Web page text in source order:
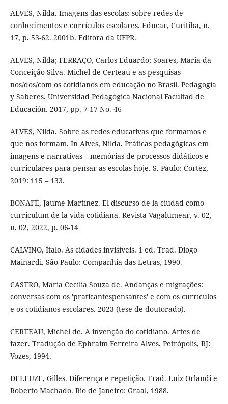
ALVES, Nilda. Imagens das escolas: sobre redes de
conhecimentos e currículos escolares. Educar, Curitiba, n.
17, p. 53-62. 2001b. Editora da UFPR.
ALVES, Nilda; FERRAÇO, Carlos Eduardo; Soares, Maria da
Conceição Silva. Michel de Certeau e as pesquisas
nos/dos/com os cotidianos em educação no Brasil. Pedagogía
y Saberes. Universidad Pedagógica Nacional Facultad de
Educación. 2017, pp. 7-17 No. 46
ALVES, Nilda. Sobre as redes educativas que formamos e
que nos formam. In Alves, Nilda. Práticas pedagógicas em
imagens e narrativas – memórias de processos didáticos e
curriculares para pensar as escolas hoje. S. Paulo: Cortez,
2019: 115 – 133.
BONAFÉ, Jaume Martínez. El discurso de la ciudad como
curriculum de la vida cotidiana. Revista Vagalumear, v. 02,
n. 02, 2022, p. 06-14
CALVINO, Ítalo. As cidades invisíveis. 1 ed. Trad. Diogo
Mainardi. São Paulo: Companhia das Letras, 1990.
CASTRO, Maria Cecília Souza de. Andanças e migrações:
conversas com os 'praticantespensantes' e com os currículos
e os cotidianos escolares. 2023 (tese de doutorado).
CERTEAU, Michel de. A invenção do cotidiano. Artes de
fazer. Tradução de Ephraim Ferreira Alves. Petrópolis, RJ:
Vozes, 1994.
DELEUZE, Gilles. Diferença e repetição. Trad. Luiz Orlandi e
Roberto Machado. Rio de Janeiro: Graal, 1988.